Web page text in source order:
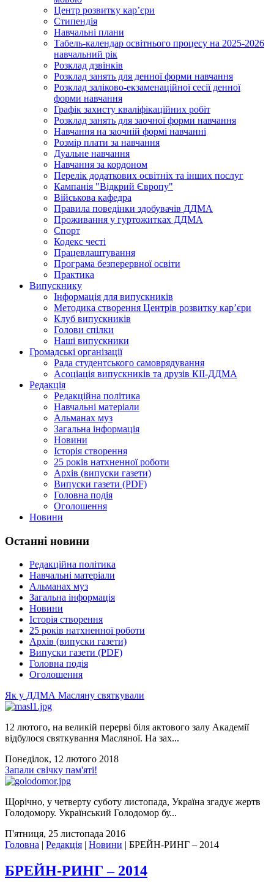
Центр розвитку кар’єри
Стипендія
Навчальні плани
Табель-календар освітнього процесу на 2025-2026
навчальний рік
Розклад дзвінків
Розклад занять для денної форми навчання
Розклад заліково-екзаменаційної сесії денної
форми навчання
Графік захисту кваліфікаційних робіт
Розклад занять для заочної форми навчання
Навчання на заочній формі навчанні
Розмір плати за навчання
Дуальне навчання
Навчання за кордоном
Перелік додаткових освітніх та інших послуг
Кампанія "Відкрий Європу"
Військова кафедра
Правила поведінки здобувачів ДДМА
Проживання у гуртожитках ДДМА
Спорт
Кодекс честі
Працевлаштування
Програма безперервної освіти
Практика
Випускнику
Інформація для випускників
Методика створення Центрів розвитку кар’єри
Клуб випускників
Голови спілки
Наші випускники
Громадські організації
Рада студентського самоврядування
Асоціація випускників та друзів КІІ-ДДМА
Редакція
Редакційна політика
Навчальні матеріали
Альманах муз
Загальна інформація
Новини
Історія створення
25 років натхненної роботи
Архів (випуски газети)
Випуски газети (PDF)
Головна подія
Оголошення
Новини
Останні новини
Редакційна політика
Навчальні матеріали
Альманах муз
Загальна інформація
Новини
Історія створення
25 років натхненної роботи
Архів (випуски газети)
Випуски газети (PDF)
Головна подія
Оголошення
Як у ДДМА Масляну святкували
12 лютого, на великій перерві біля актового залу Академії
відбулося святкування Масляної. На зах...
Понеділок, 12 лютого 2018
Запали свічку пам'яті!
Щорічно, у четверту суботу листопада, Україна згадує жертв
Голодомору. Український Голодомор бу...
П'ятниця, 25 листопада 2016
Головна | Редакція | Новини | БРЕЙН-РИНГ – 2014
БРЕЙН-РИНГ – 2014